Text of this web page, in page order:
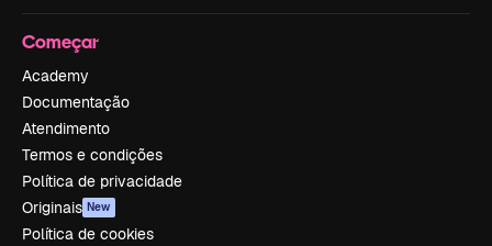
Começar
Academy
Documentação
Atendimento
Termos e condições
Política de privacidade
Originais New
Política de cookies